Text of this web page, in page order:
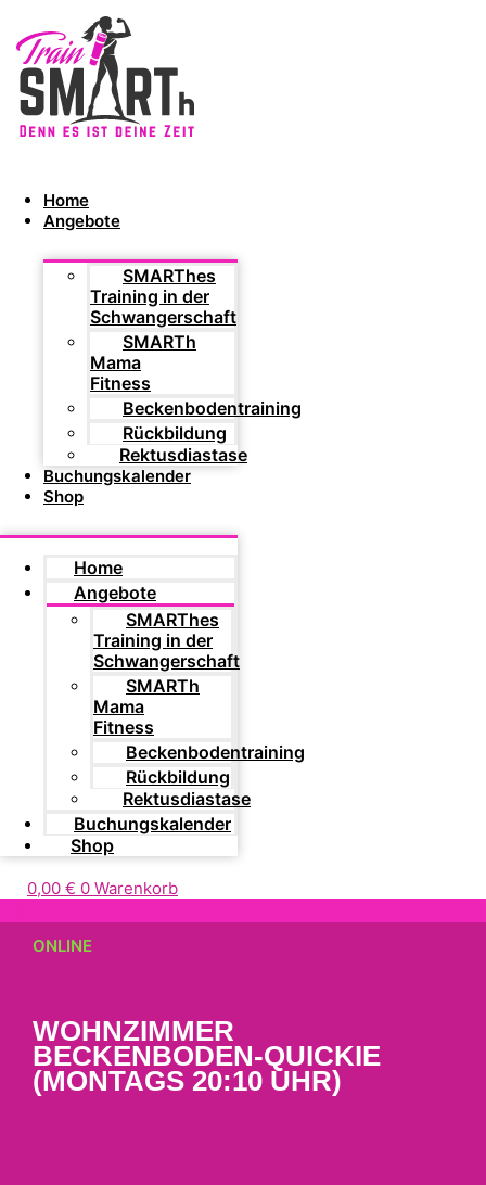
Home
Angebote
SMARThes
Training in der
Schwangerschaft
SMARTh
Mama
Fitness
Beckenbodentraining
Rückbildung
Rektusdiastase
Buchungskalender
Shop
Home
Angebote
SMARThes
Training in der
Schwangerschaft
SMARTh
Mama
Fitness
Beckenbodentraining
Rückbildung
Rektusdiastase
Buchungskalender
Shop
0,00 € 0 Warenkorb
ONLINE
WOHNZIMMER
BECKENBODEN-QUICKIE
(MONTAGS 20:10 UHR)